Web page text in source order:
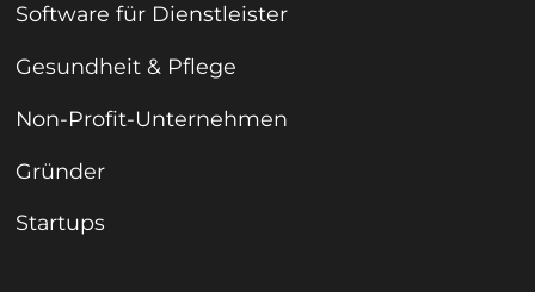
Software für Dienstleister
Gesundheit & Pflege
Non-Profit-Unternehmen
Gründer
Startups